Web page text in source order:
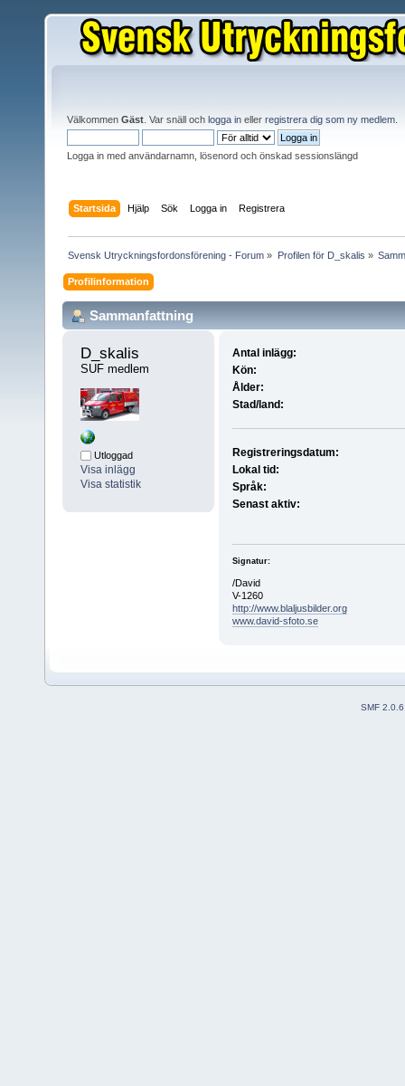
Välkommen Gäst . Var snäll och logga in eller registrera dig som ny medlem
Logga in med användarnamn, lösenord och önskad sessionslängd
Startsida Hjälp Sök Logga in Registrera
Svensk Utryckningsfordonsförening - Forum » Profilen för D_skalis »
Profilinformation
Sammanfattning
D_skalis
SUF medlem
Utloggad
Visa inlägg
Visa statistik
Antal inlägg:
Kön:
Ålder:
Stad/land:
Registreringsdatum:
Lokal tid:
Språk:
Senast aktiv:
Signatur:
/David
V-1260
http://www.blaljusbilder.org
www.david-sfoto.se
SMF 2.0.6